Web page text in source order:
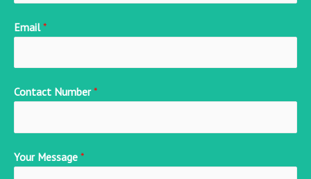
Email*
Contact Number*
Your Message *